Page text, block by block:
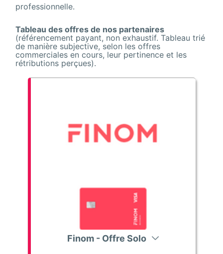
professionnelle.
Tableau des offres de nos partenaires
(référencement payant, non exhaustif. Tableau trié
de manière subjective, selon les offres
commerciales en cours, leur pertinence et les
rétributions perçues).
Finom - Offre Solo